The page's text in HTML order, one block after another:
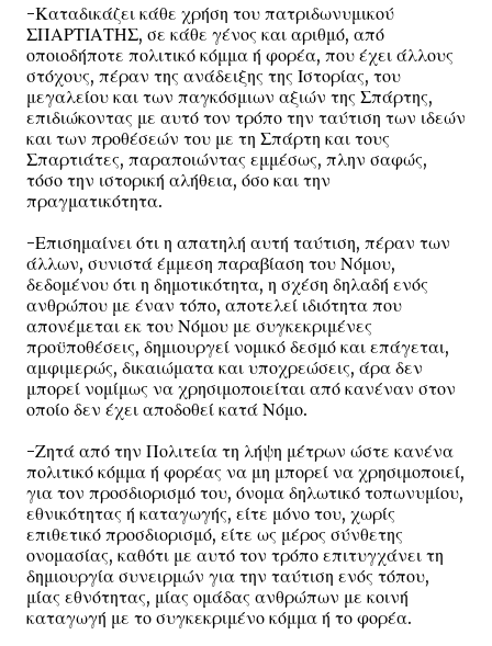
-Καταδικάζει κάθε χρήση του πατριδωνυμικού
ΣΠΑΡΤΙΑΤΗΣ, σε κάθε γένος και αριθμό, από
οποιοδήποτε πολιτικό κόμμα ή φορέα, που έχει άλλους
στόχους, πέραν της ανάδειξης της Ιστορίας, του
μεγαλείου και των παγκόσμιων αξιών της Σπάρτης,
επιδιώκοντας με αυτό τον τρόπο την ταύτιση των ιδεών
και των προθέσεών του με τη Σπάρτη και τους
Σπαρτιάτες, παραποιώντας εμμέσως, πλην σαφώς,
τόσο την ιστορική αλήθεια, όσο και την
πραγματικότητα.
-Επισημαίνει ότι η απατηλή αυτή ταύτιση, πέραν των
άλλων, συνιστά έμμεση παραβίαση του Νόμου,
δεδομένου ότι η δημοτικότητα, η σχέση δηλαδή ενός
ανθρώπου με έναν τόπο, αποτελεί ιδιότητα που
απονέμεται εκ του Νόμου με συγκεκριμένες
προϋποθέσεις, δημιουργεί νομικό δεσμό και επάγεται,
αμφιμερώς, δικαιώματα και υποχρεώσεις, άρα δεν
μπορεί νομίμως να χρησιμοποιείται από κανέναν στον
οποίο δεν έχει αποδοθεί κατά Νόμο.
-Ζητά από την Πολιτεία τη λήψη μέτρων ώστε κανένα
πολιτικό κόμμα ή φορέας να μη μπορεί να χρησιμοποιεί,
για τον προσδιορισμό του, όνομα δηλωτικό τοπωνυμίου,
εθνικότητας ή καταγωγής, είτε μόνο του, χωρίς
επιθετικό προσδιορισμό, είτε ως μέρος σύνθετης
ονομασίας, καθότι με αυτό τον τρόπο επιτυγχάνει τη
δημιουργία συνειρμών για την ταύτιση ενός τόπου,
μίας εθνότητας, μίας ομάδας ανθρώπων με κοινή
καταγωγή με το συγκεκριμένο κόμμα ή το φορέα.